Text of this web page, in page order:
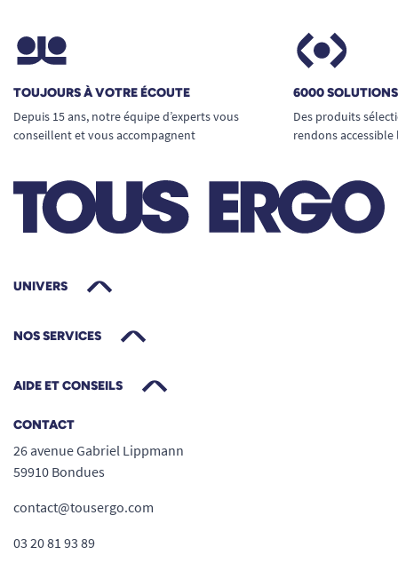
TOUJOURS À VOTRE ÉCOUTE
Depuis 15 ans, notre équipe d’experts vous
conseillent et vous accompagnent
6000
Des produits
rendons
UNIVERS
NOS SERVICES
AIDE ET CONSEILS
CONTACT
26 avenue Gabriel Lippmann
59910 Bondues
contact@tousergo.com
03 20 81 93 89